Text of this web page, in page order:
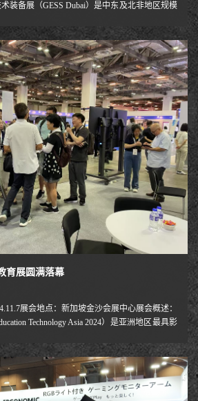
装备展（GESS Dubai）是中东及北非地区规模
会以“**创新教育技术，构建未来课堂**”为主
教学解决方案及教育可持续发展。展会吸引来
超25,000名专业观众，覆盖阿联酋、沙特阿拉
。公司参展情况：本次展会泓杰公司展示了核
育展圆满落幕
展会地点：新加坡金沙会展中心展会概述：
Technology Asia 2024）是亚洲地区最具影
。本届展会以“**重塑未来教育：科技赋能学习
硬件、数字化教学工具、AI教育应用等前沿领
学校及政府机构提供交流合作的国际化平台。公
公司展示了核心系列产品，